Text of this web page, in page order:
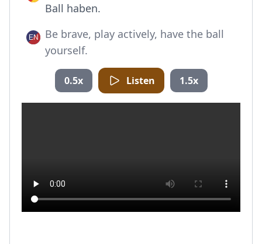
Ball haben.
Be brave, play actively, have the ball
yourself.
0.5x Listen 1.5x